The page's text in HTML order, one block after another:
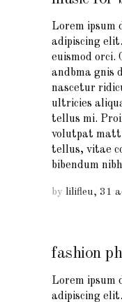
Lorem ipsum
adipiscing
euismod orci.
andbma gnis
nascetur
ultricies
tellus mi.
volutpat
tellus, vitae
bibendum
by lilifleu 31
fashion
Lorem ipsum
adipiscing